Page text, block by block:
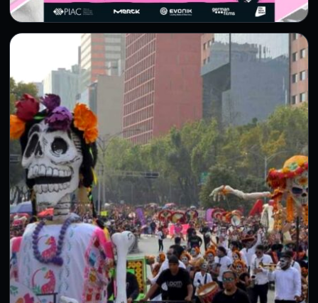
Festival de Cine Alemán 2026: fechas,
tema y todo lo confirmado
4 Ago 2026
La edición 25 llegará a la CDMX del 24 de septiembre al 3
de octubre con “Futuros Desobedientes”.